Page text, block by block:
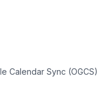
Calendar Sync (OGCS)